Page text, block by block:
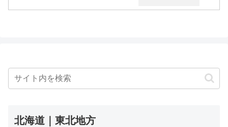
北海道｜東北地方